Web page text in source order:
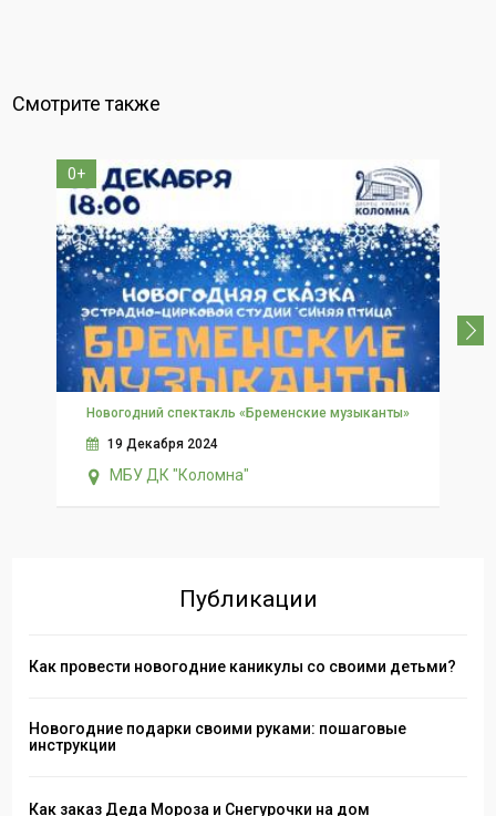
Смотрите также
0+
Новогодний спектакль «Бременские музыканты»
19 Декабря 2024
МБУ ДК "Коломна"
Публикации
Как провести новогодние каникулы со своими детьми?
Новогодние подарки своими руками: пошаговые
инструкции
Как заказ Деда Мороза и Снегурочки на дом